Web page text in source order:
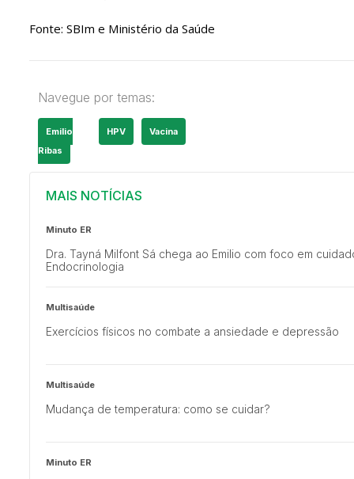
Fonte: SBIm e Ministério da Saúde
Navegue por temas:
Emilio
Ribas
HPV Vacina
MAIS NOTÍCIAS
Minuto ER
Dra. Tayná Milfont Sá chega ao Emilio com foco em
Endocrinologia
Multisaúde
Exercícios físicos no combate a ansiedade e depressão
Multisaúde
Mudança de temperatura: como se cuidar?
Minuto ER